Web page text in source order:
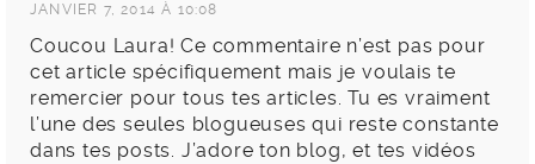
JANVIER 7, 2014 À 10:08
Coucou Laura! Ce commentaire n’est pas pour
cet article spécifiquement mais je voulais te
remercier pour tous tes articles. Tu es vraiment
l’une des seules blogueuses qui reste constante
dans tes posts. J’adore ton blog, et tes vidéos